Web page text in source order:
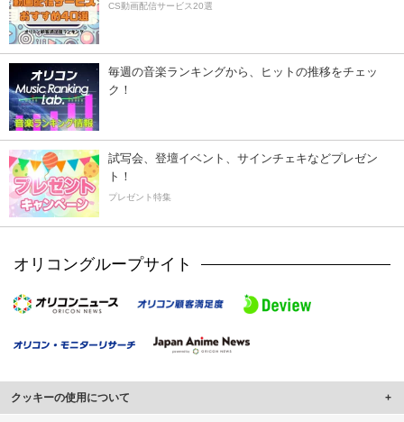
CS動画配信サービス20選
毎週の音楽ランキングから、ヒットの推移をチェッ
ク！
試写会、登壇イベント、サインチェキなどプレゼン
ト！
プレゼント特集
オリコングループサイト
クッキーの使用について